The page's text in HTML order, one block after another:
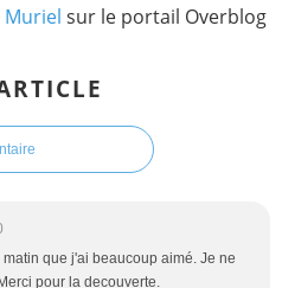
Muriel sur le portail Overblog
que j'ai beaucoup aimé. Je ne
pour la decouverte.